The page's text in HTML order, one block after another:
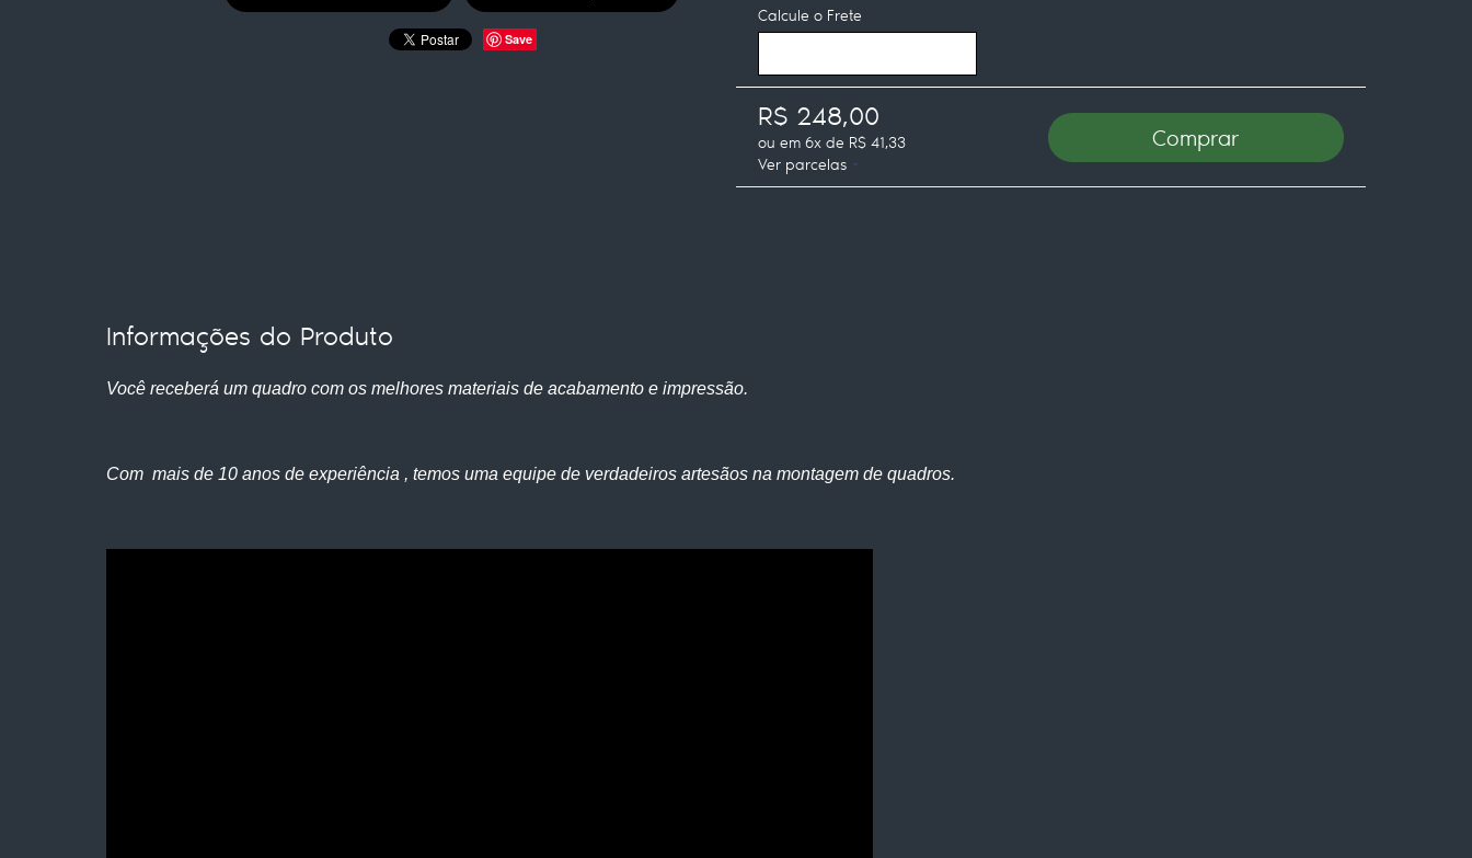
Save
R$ 248,00
ou em 6x de R$ 41,33
Ver parcelas
Comprar
Calcule o Frete
Informações do Produto
Você receberá um quadro com os melhores materiais de acabamento e impressão.
Com mais de 10 anos de experiência , temos uma equipe de verdadeiros artesãos na montagem de quadros.